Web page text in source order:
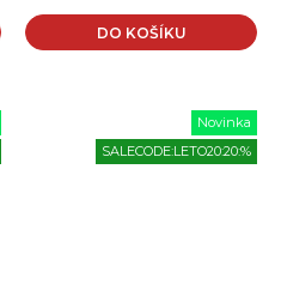
DO KOŠÍKU
Novinka
SALECODE:LETO20:20:%